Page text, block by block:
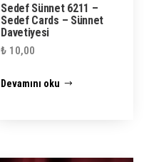
Sedef Sünnet 6211 –
Sedef Cards – Sünnet
Davetiyesi
₺ 10,00
Devamını oku